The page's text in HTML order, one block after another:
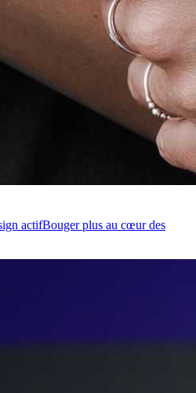
actifBouger plus au cœur des